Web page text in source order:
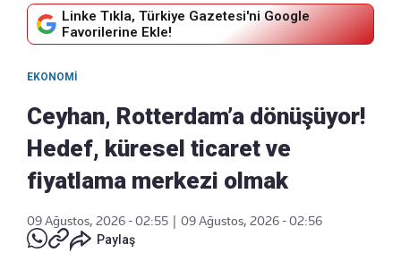
Linke Tıkla, Türkiye Gazetesi'ni Google
Favorilerine Ekle!
EKONOMI
Ceyhan, Rotterdam’a dönüşüyor!
Hedef, küresel ticaret ve
fiyatlama merkezi olmak
09 Ağustos, 2026 - 02:55
09 Ağustos, 2026 - 02:56
Paylaş